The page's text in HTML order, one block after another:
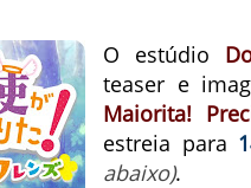
O estúdio
teaser e
Maiorita!
estreia para
abaixo).